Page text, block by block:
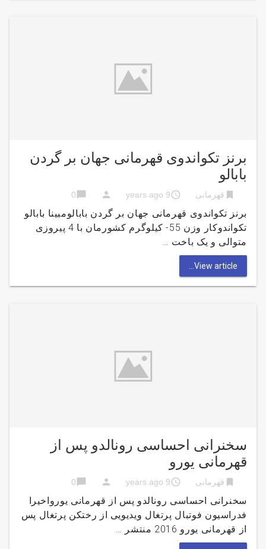
برنز تکواندوی قهرمانی جهان بر گردن
بابالو
bookmark قهرمانی access_time
9 years ago
person
chat_bubble
0
برنز تکواندوی قهرمانی جهان بر گردن بابالومبینا بابالو
تکواندوکار وزن 55- کیلوگرم کشورمان با 4 پیروزی
متوالی و یک باخت …
View article...
سخنرانی احساسی رونالدو پس از
قهرمانی یورو
bookmark قهرمانی access_time
9 years ago
person
chat_bubble
0
سخنرانی احساسی رونالدو پس از قهرمانی یورواخیرا
فدراسیون فوتبال پرتغال ویدیویی از رختکن پرتغال پس
از قهرمانی یورو 2016 منتشر …